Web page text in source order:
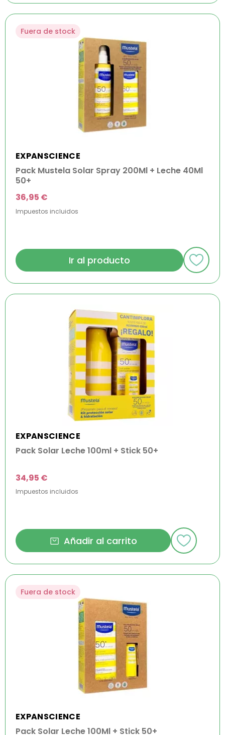
Fuera de stock
EXPANSCIENCE
Pack Mustela Solar Spray 200Ml + Leche 40Ml
50+
36,95 €
Impuestos incluidos
Ir al producto
EXPANSCIENCE
Pack Solar Leche 100ml + Stick 50+
34,95 €
Impuestos incluidos
Añadir al carrito
Fuera de stock
EXPANSCIENCE
Pack Solar Leche 100Ml + Stick 50+